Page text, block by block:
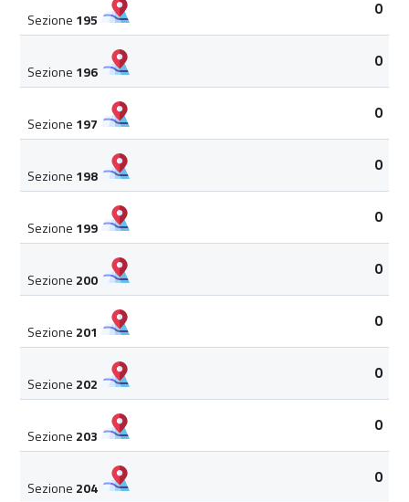
Sezione 195
0
Sezione 196
0
Sezione 197
0
Sezione 198
0
Sezione 199
0
Sezione 200
0
Sezione 201
0
Sezione 202
0
Sezione 203
0
Sezione 204
0